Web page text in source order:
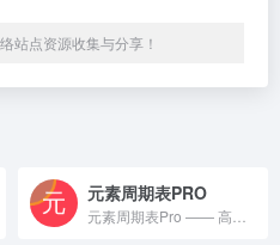
站点资源收集与分享！
元素周期表PRO